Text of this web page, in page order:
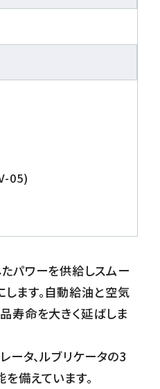
05)
パワーを供給しスムー
ます。自動給油と空気
寿命を大きく延ばしま
ータ、ルブリケータの3
備えています。